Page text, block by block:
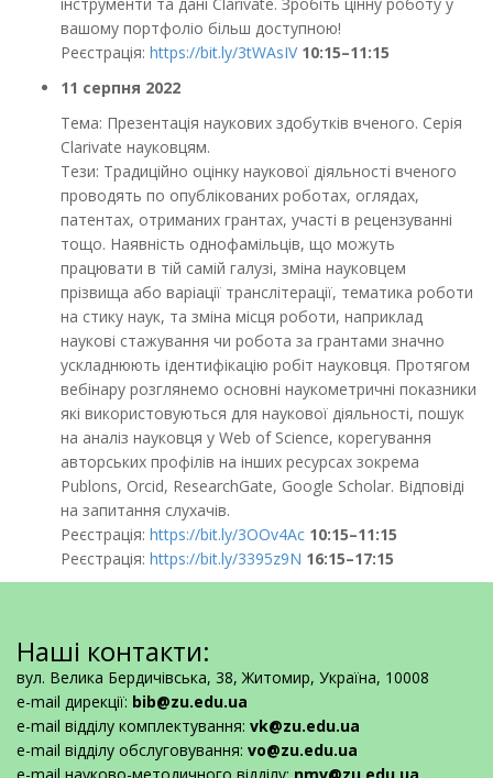
вашому портфоліо більш доступною!
Реєстрація: https://bit.ly/3tWAsIV 10:15–11:15
11 серпня 2022
Тема: Презентація наукових здобутків вченого. Серія
Clarivate науковцям.
Тези: Традиційно оцінку наукової діяльності вченого
проводять по опублікованих роботах, оглядах,
патентах, отриманих грантах, участі в рецензуванні
тощо. Наявність однофамільців, що можуть
працювати в тій самій галузі, зміна науковцем
прізвища або варіації транслітерації, тематика роботи
на стику наук, та зміна місця роботи, наприклад
наукові стажування чи робота за грантами значно
ускладнюють ідентифікацію робіт науковця. Протягом
вебінару розглянемо основні наукометричні показники
які використовуються для наукової діяльності, пошук
на аналіз науковця у Web of Science, корегування
авторських профілів на інших ресурсах зокрема
Publons, Orcid, ResearchGate, Google Scholar. Відповіді
на запитання слухачів.
Реєстрація: https://bit.ly/3OOv4Ac 10:15–11:15
Реєстрація: https://bit.ly/3395z9N 16:15–17:15
Наші контакти:
вул. Велика Бердичівська, 38, Житомир, Україна, 10008
e-mail дирекції: bib@zu.edu.ua
e-mail відділу комплектування: vk@zu.edu.ua
e-mail відділу обслуговування: vo@zu.edu.ua